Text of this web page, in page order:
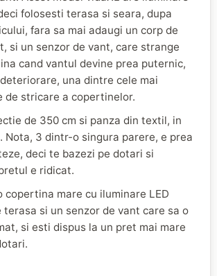
folosesti terasa si seara, dupa
fara sa mai adaugi un corp de
si un senzor de vant, care strange
cand vantul devine prea puternic,
una dintre cele mai
de stricare a copertinelor.
de 350 cm si panza din textil, in
Nota, 3 dintr-o singura parere, e prea
deci te bazezi pe dotari si
e ridicat.
copertina mare cu iluminare LED
si un senzor de vant care sa o
si esti dispus la un pret mai mare